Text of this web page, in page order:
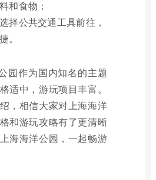
和食物；
选择公共交通工具前往，
。
园作为国内知名的主题
适中，游玩项目丰富。
，相信大家对上海海洋
和游玩攻略有了更清晰
海海洋公园，一起畅游